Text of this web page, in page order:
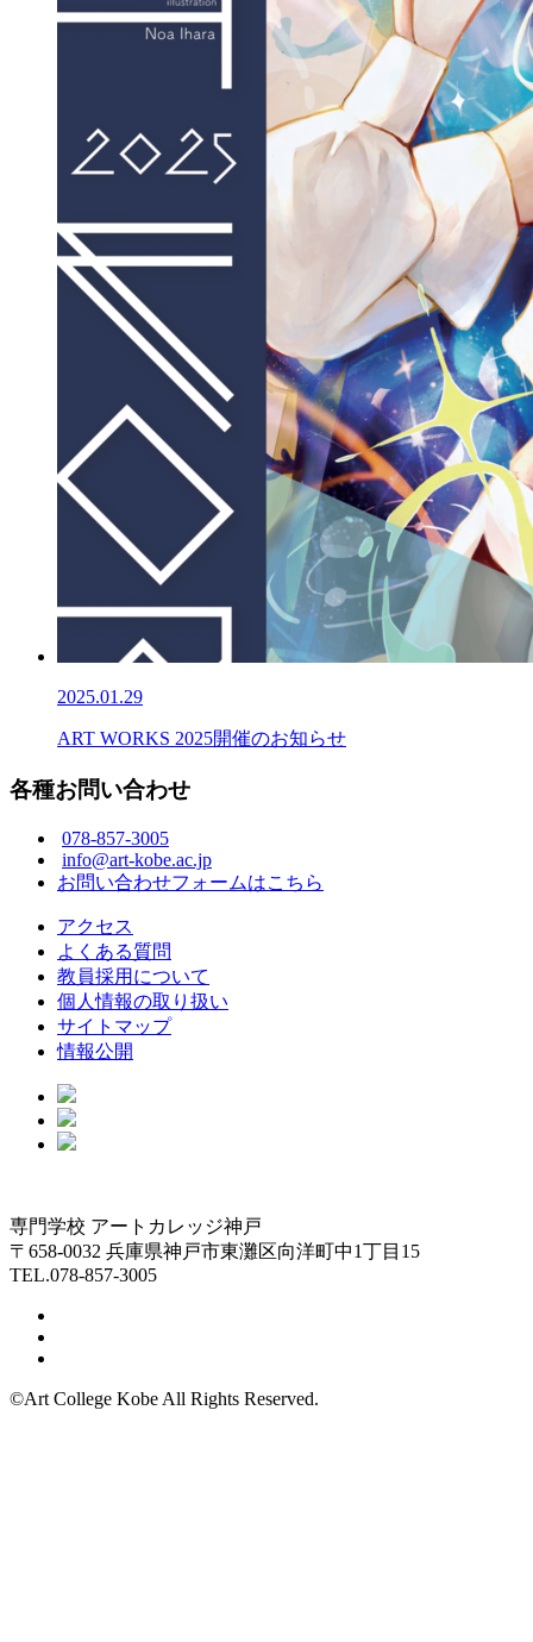
2025.01.29
ART WORKS 2025開催のお知らせ
各種お問い合わせ
078-857-3005
info@art-kobe.ac.jp
お問い合わせフォームはこちら
アクセス
よくある質問
教員採用について
個人情報の取り扱い
サイトマップ
情報公開
専門学校 アートカレッジ神戸
〒658-0032 兵庫県神戸市東灘区向洋町中1丁目15
TEL.078-857-3005
©Art College Kobe All Rights Reserved.